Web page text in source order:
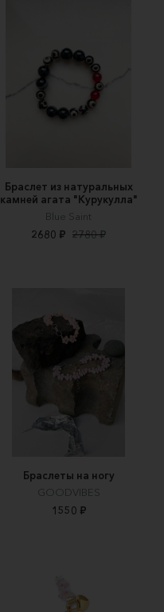
Браслет из натуральных
камней агата "Курукулла"
Blue Saint
2680 ₽ 2780 ₽
Браслеты на ногу
GOODVIBES
1550 ₽